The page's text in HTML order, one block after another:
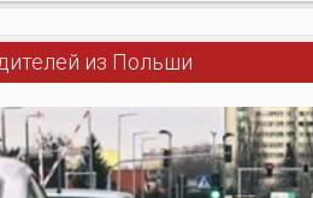
из Польши